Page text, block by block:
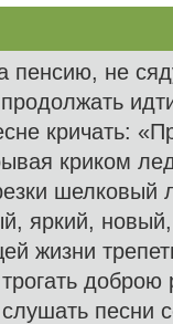
пенсию, не
кричать:
криком
шелковый
яркий,
жизни
доброю
песни